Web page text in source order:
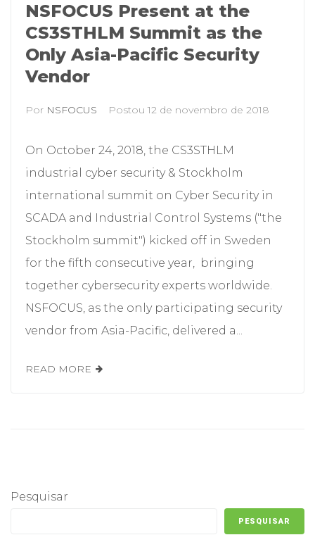
NSFOCUS Present at the
CS3STHLM Summit as the
Only Asia-Pacific Security
Vendor
Por NSFOCUS Postou 12 de novembro de 2018
On October 24, 2018, the CS3STHLM
industrial cyber security & Stockholm
international summit on Cyber Security in
SCADA and Industrial Control Systems ("the
Stockholm summit") kicked off in Sweden
for the fifth consecutive year, bringing
together cybersecurity experts worldwide.
NSFOCUS, as the only participating security
vendor from Asia-Pacific, delivered a...
READ MORE
Pesquisar
PESQUISAR